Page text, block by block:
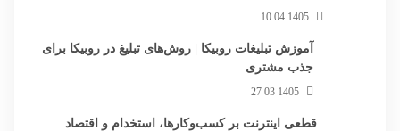
1405 04 10
آموزش تبلیغات روبیکا | روش‌های تبلیغ در روبیکا برای
جذب مشتری
1405 03 27
قطعی اینترنت بر کسب‌وکارها، استخدام و اقتصاد